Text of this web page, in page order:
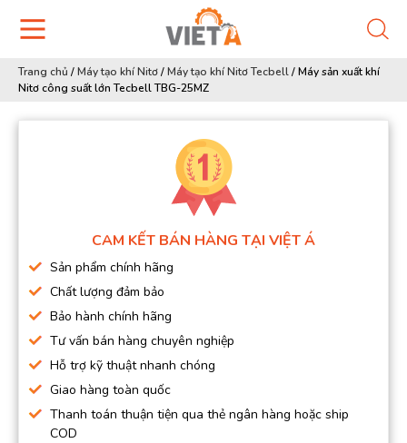
Trang chủ /Máy tạo khí Nitơ/Máy tạo khí Nitơ Tecbell/Máy sản xuất khí
Nitơ công suất lớn Tecbell TBG-25MZ
CAM KẾT BÁN HÀNG TẠI VIỆT Á
Sản phẩm chính hãng
Chất lượng đảm bảo
Bảo hành chính hãng
Tư vấn bán hàng chuyên nghiệp
Hỗ trợ kỹ thuật nhanh chóng
Giao hàng toàn quốc
Thanh toán thuận tiện qua thẻ ngân hàng hoặc ship
COD